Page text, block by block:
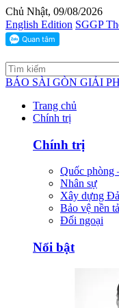
Chủ Nhật, 09/08/2026
English Edition SGGP
BÁO SÀI GÒN GIẢI
Trang chủ
Chính trị
Chính trị
Quốc phòng
Nhân sự
Xây dựng
Bảo vệ nền
Đối ngoại
Nổi bật